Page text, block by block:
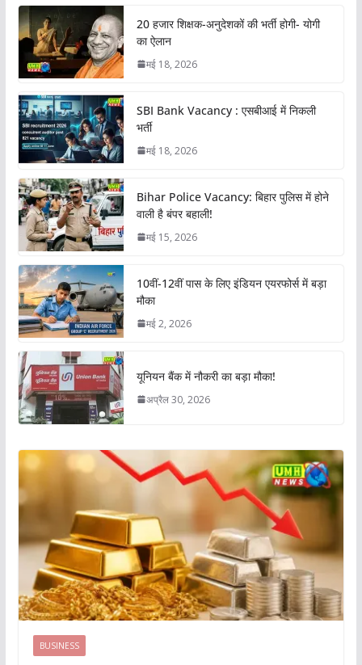
20 हजार शिक्षक-अनुदेशकों की भर्ती होगी- योगी
का ऐलान
मई 18, 2026
SBI Bank Vacancy : एसबीआई में निकली
भर्ती
मई 18, 2026
Bihar Police Vacancy: बिहार पुलिस में होने
वाली है बंपर बहाली!
मई 15, 2026
10वीं-12वीं पास के लिए इंडियन एयरफोर्स में बड़ा
मौका
मई 2, 2026
यूनियन बैंक में नौकरी का बड़ा मौका!
अप्रैल 30, 2026
BUSINESS